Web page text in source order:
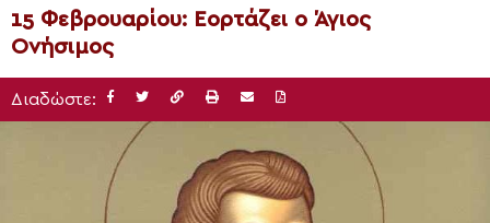
15 Φεβρουαρίου: Εορτάζει ο Άγιος
Ονήσιμος
Διαδώστε: